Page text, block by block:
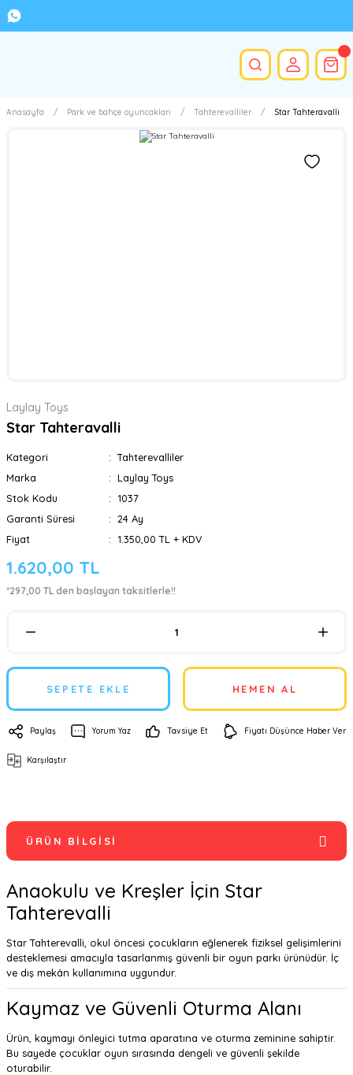
Anasayfa Park ve bahçe oyuncakları Tahterevalliler Star Tahteravalli
Laylay Toys
Star Tahteravalli
Kategori
Tahterevalliler
Marka
Laylay Toys
Stok Kodu
1037
Garanti Süresi
24 Ay
Fiyat
1.350,00 TL + KDV
1.620,00 TL
*297,00 TL den başlayan taksitlerle!!
SEPETE EKLE HEMEN AL
Paylaş Yorum Yaz Tavsiye Et Fiyatı Düşünce Haber Ver
Karşılaştır
ÜRÜN BILGISI
Anaokulu ve Kreşler İçin Star
Tahterevalli
Star Tahterevalli, okul öncesi çocukların eğlenerek fiziksel gelişimlerini
desteklemesi amacıyla tasarlanmış güvenli bir oyun parkı ürünüdür. İç
ve dış mekân kullanımına uygundur.
Kaymaz ve Güvenli Oturma Alanı
Ürün, kaymayı önleyici tutma aparatına ve oturma zeminine sahiptir.
Bu sayede çocuklar oyun sırasında dengeli ve güvenli şekilde
oturabilir.